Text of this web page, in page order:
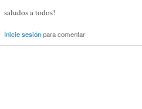
saludos a todos!
Inicie sesiónpara comentar